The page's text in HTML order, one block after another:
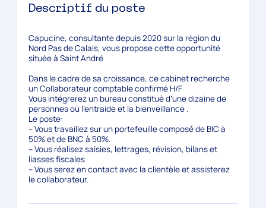
Descriptif du poste
Capucine, consultante depuis 2020 sur la région du
Nord Pas de Calais, vous propose cette opportunité
située à Saint André
Dans le cadre de sa croissance, ce cabinet recherche
un Collaborateur comptable confirmé H/F
Vous intégrerez un bureau constitué d’une dizaine de
personnes où l’entraide et la bienveillance .
Le poste:
– Vous travaillez sur un portefeuille composé de BIC à
50% et de BNC à 50%.
– Vous réalisez saisies, lettrages, révision, bilans et
liasses fiscales
– Vous serez en contact avec la clientèle et assisterez
le collaborateur.